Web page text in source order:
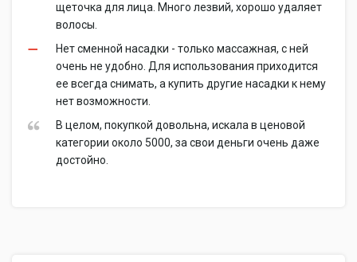
щеточка для лица. Много лезвий, хорошо удаляет
волосы.
Нет сменной насадки - только массажная, с ней
очень не удобно. Для использования приходится
ее всегда снимать, а купить другие насадки к нему
нет возможности.
В целом, покупкой довольна, искала в ценовой
категории около 5000, за свои деньги очень даже
достойно.